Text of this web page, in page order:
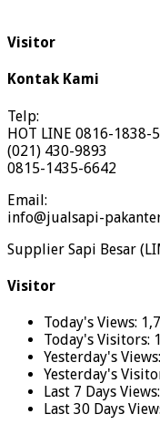
Visitor
Kontak Kami
Telp:
HOT LINE 0816-1838-
(021) 430-9893
0815-1435-6642
Email:
info@jualsapi-
Supplier Sapi Besar
Visitor
Today's Views:
Today's Visitors:
Yesterday's Views:
Yesterday's
Last 7 Days Views:
Last 30 Days